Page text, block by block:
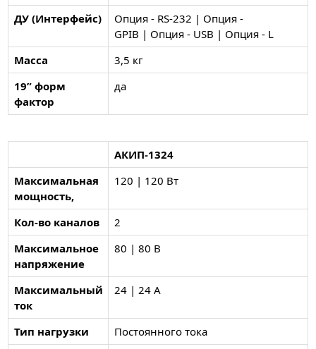
ДУ (Интерфейс)
Опция - RS-232 | Опция -
GPIB | Опция - USB | Опция - L
Масса
3,5 кг
19” форм
фактор
да
АКИП-1324
Максимальная
мощность,
120 | 120 Вт
Кол-во каналов
2
Максимальное
напряжение
80 | 80 В
Максимальный
ток
24 | 24 А
Тип нагрузки
Постоянного тока